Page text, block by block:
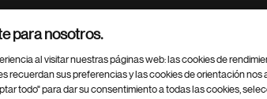
para nosotros.
al visitar nuestras páginas web: las cookies de
recuerdan sus preferencias y las cookies de orientación
todo" para dar su consentimiento a todas las cookies,